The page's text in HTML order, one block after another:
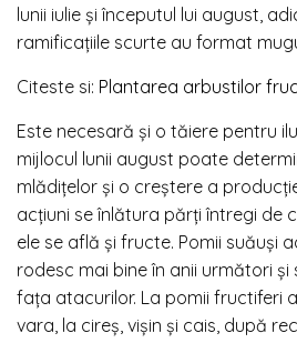
lunii iulie și începutul lui august,
ramificațiile scurte au format
Citeste si: Plantarea arbustilor
Este necesară și o tăiere pentru
mijlocul lunii august poate
mlădițelor și o creștere a
acțiuni se înlătura părți întregi de
ele se află și fructe. Pomii suăuși
rodesc mai bine în anii următori și
fața atacurilor. La pomii fructiferi
vara, la cireș, vișin și cais, după